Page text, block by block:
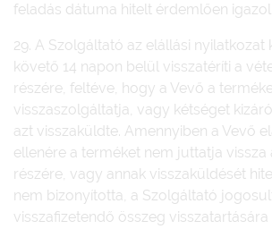
feladás dátuma hitelt érdemlően
29. A Szolgáltató az elállási nyilatkozat
követő 14 napon belül visszatéríti a
részére, feltéve, hogy a Vevő a
visszaszolgáltatja, vagy kétséget
azt visszaküldte. Amennyiben a Vevő
ellenére a terméket nem juttatja vissza
részére, vagy annak visszaküldését
nem bizonyította, a Szolgáltató
visszafizetendő összeg